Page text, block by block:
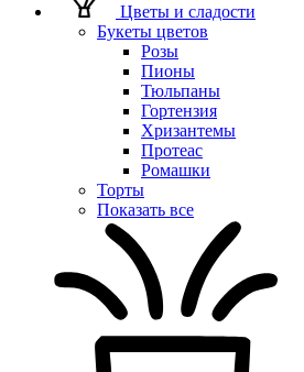
Цветы и сладости
Букеты цветов
Розы
Пионы
Тюльпаны
Гортензия
Хризантемы
Протеас
Ромашки
Торты
Показать все